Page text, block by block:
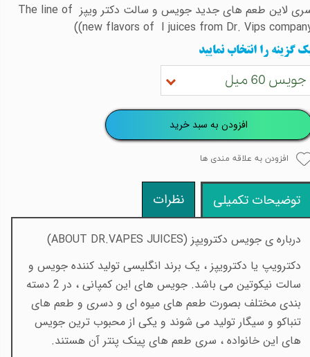
لاین طعم های جدید جویس و سالت دکتر ویپز The line of
new flavors of I juices from Dr. Vips
)
گزینه را انتخاب نمایید
جویس 60 میل
افزودن به سبد خرید
افزودن به علاقه مندی ها
توضیحات تکمیلی نظرات
درباره ی جویس دکترویپز (ABOUT DR.VAPES JUICES
)
دکترویپ یا دکترویپز ، یک برند انگلیسی تولید کننده جویس و
سالت نیکوتین می باشد. جویس های این کمپانی ، در 2 دسته
بندی مختلف بصورت طعم های میوه ای و دسری و طعم های
تنباکو و سیگار تولید می شوند و یکی از محبوب ترین جویس
های این خانواده ، سری طعم های پینک پنتر آن هستند.